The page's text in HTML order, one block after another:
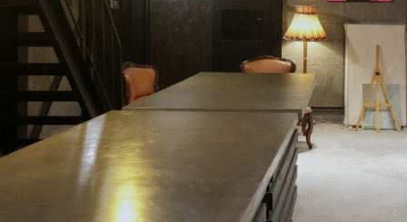
あ な た の